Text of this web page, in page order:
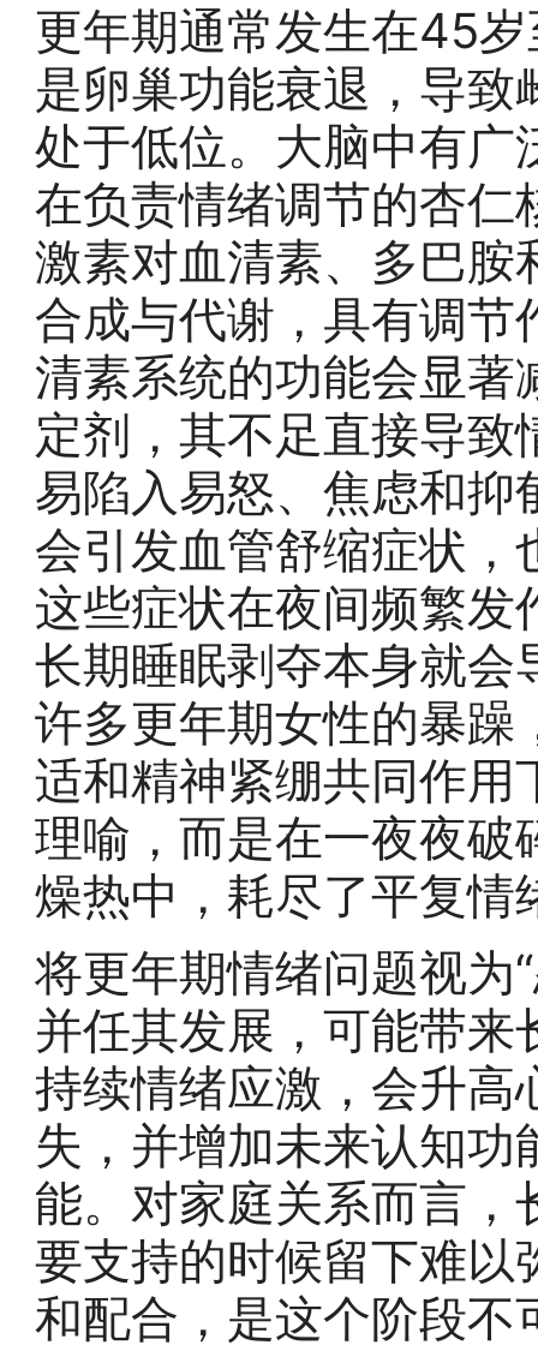
更年期通常发生在45
是卵巢功能衰退，导
处于低位。大脑中有
在负责情绪调节的杏
激素对血清素、多巴
合成与代谢，具有调
清素系统的功能会显
定剂，其不足直接导
易陷入易怒、焦虑和
会引发血管舒缩症状
这些症状在夜间频繁
长期睡眠剥夺本身就
许多更年期女性的暴
适和精神紧绷共同作
理喻，而是在一夜夜
燥热中，耗尽了平复情
将更年期情绪问题视为
并任其发展，可能带
持续情绪应激，会升
失，并增加未来认知
能。对家庭关系而言
要支持的时候留下难
和配合，是这个阶段不